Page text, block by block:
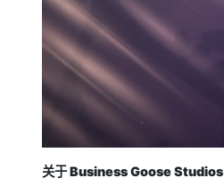
关于 Business Goose Studios